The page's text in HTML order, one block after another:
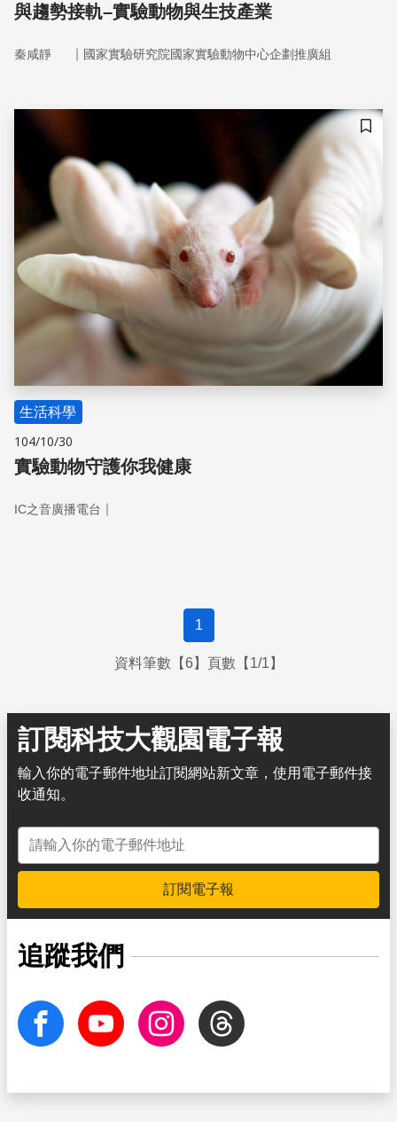
與趨勢接軌–實驗動物與生技產業
秦咸靜 ｜ 國家實驗研究院國家實驗動物中心企劃推廣組
儲存
生活科學
104/10/30
實驗動物守護你我健康
IC之音廣播電台 ｜
1
資料筆數【6】頁數【1/1】
訂閱科技大觀園電子報
輸入你的電子郵件地址訂閱網站新文章，使用電子郵件接
收通知。
電子郵件地址
訂閱電子報
追蹤我們
facebook Youtube InstagramThreads